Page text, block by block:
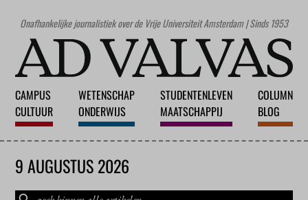
Onafhankelijke journalistiek over de Vrije Universiteit Amsterdam | Sinds 1953
CAMPUS
CULTUUR
WETENSCHAP
ONDERWIJS
STUDENTENLEVEN
MAATSCHAPPIJ
COLUMN
BLOG
9 AUGUSTUS 2026